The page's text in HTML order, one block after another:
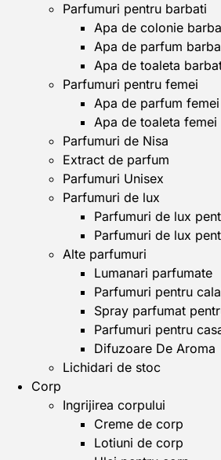
Parfumuri pentru barbati
Apa de colonie
Apa de parfum
Apa de toaleta
Parfumuri pentru femei
Apa de parfum femei
Apa de toaleta femei
Parfumuri de Nisa
Extract de parfum
Parfumuri Unisex
Parfumuri de lux
Parfumuri de lux
Parfumuri de lux
Alte parfumuri
Lumanari parfumate
Parfumuri pentru
Spray parfumat
Parfumuri pentru
Difuzoare De Aroma
Lichidari de stoc
Corp
Ingrijirea corpului
Creme de corp
Lotiuni de corp